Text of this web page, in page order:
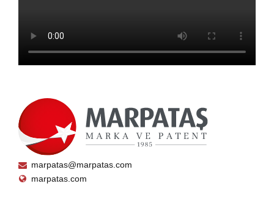
marpatas@marpatas.com
marpatas.com